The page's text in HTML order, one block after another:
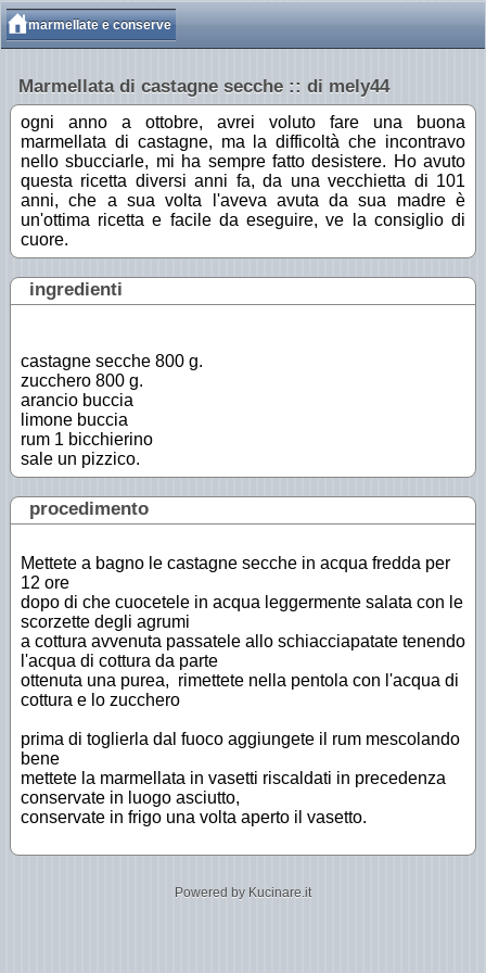
marmellate e conserve
Marmellata di castagne secche :: di mely44
ogni anno a ottobre, avrei voluto fare una buona
marmellata di castagne, ma la difficoltà che incontravo
nello sbucciarle, mi ha sempre fatto desistere. Ho avuto
questa ricetta diversi anni fa, da una vecchietta di 101
anni, che a sua volta l'aveva avuta da sua madre è
un'ottima ricetta e facile da eseguire, ve la consiglio di
cuore.
ingredienti
castagne secche 800 g.
zucchero 800 g.
arancio buccia
limone buccia
rum 1 bicchierino
sale un pizzico.
procedimento
Mettete a bagno le castagne secche in acqua fredda per
12 ore
dopo di che cuocetele in acqua leggermente salata con le
scorzette degli agrumi
a cottura avvenuta passatele allo schiacciapatate tenendo
l'acqua di cottura da parte
ottenuta una purea, rimettete nella pentola con l'acqua di
cottura e lo zucchero
prima di toglierla dal fuoco aggiungete il rum mescolando
bene
mettete la marmellata in vasetti riscaldati in precedenza
conservate in luogo asciutto,
conservate in frigo una volta aperto il vasetto.
Powered by Kucinare.it